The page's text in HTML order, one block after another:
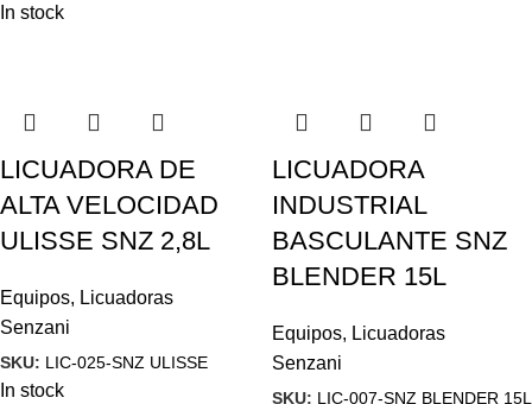
In stock
LICUADORA DE
ALTA VELOCIDAD
ULISSE SNZ 2,8L
Equipos, Licuadoras
Senzani
SKU: LIC-025-SNZ ULISSE
In stock
LICUADORA
INDUSTRIAL
BASCULANTE SNZ
BLENDER 15L
Equipos, Licuadoras
Senzani
SKU: LIC-007-SNZ BLENDER 15L